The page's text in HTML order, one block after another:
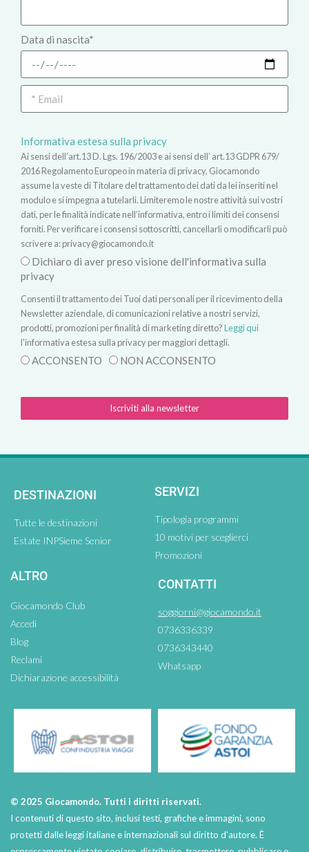
Data di nascita*
Informativa estesa sulla privacy
Ai sensi dell’art.13 D. Lgs. 196/2003 e ai sensi dell’ art.13 GDPR 679/
2016 Regolamento Europeo in materia di privacy, Giocamondo
assume la veste di Titolare del trattamento dei dati da lei inseriti nel
modulo e si impegna a tutelarli. Limiteremo le nostre attività sui vostri
dati, per le finalità indicate nell’informativa, entro i limiti dei consensi
forniti. Per verificare i consensi sottoscritti, cancellarli o modificarli può
scrivere a:privacy@giocamondo.it
Dichiaro di aver preso visione dell'informativa sulla
privacy
Consenti il trattamento dei Tuoi dati personali per il ricevimento della
Newsletter aziendale, di comunicazioni relative a nostri servizi,
prodotti, promozioni per finalità di marketing diretto?Leggi qui
l'informativa estesa sulla privacy per maggiori dettagli.
ACCONSENTO NON ACCONSENTO
Iscriviti alla newsletter
DESTINAZIONI
Tutte le destinazioni
Estate INPSieme Senior
SERVIZI
Tipologia programmi
10 motivi per sceglierci
Promozioni
ALTRO
Giocamondo Club
Accedi
Blog
Reclami
Dichiarazione accessibilità
CONTATTI
soggiorni@giocamondo.it
0736336339
0736343440
Whatsapp
© 2025 Giocamondo. Tutti i diritti riservati.
I contenuti di questo sito, inclusi testi, grafiche e immagini, sono
protetti dalle leggi italiane e internazionali sul diritto d’autore. È